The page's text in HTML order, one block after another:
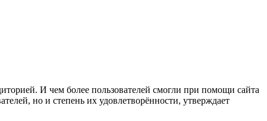
И чем более пользователей смогли при помощи сайта
но и степень их удовлетворённости, утверждает